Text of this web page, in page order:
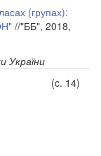
(групах):
//"ББ", 2018,
України
(c. 14)